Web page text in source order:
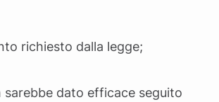
richiesto dalla legge;
dato efficace seguito